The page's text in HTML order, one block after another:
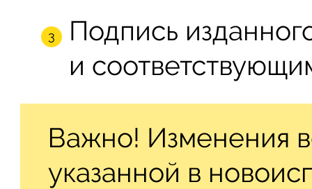
Подпись
и
Важно! Изменения
указанной в